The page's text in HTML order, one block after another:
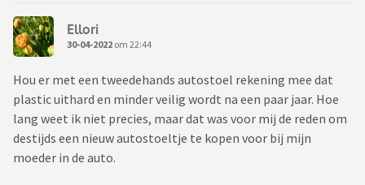
Ellori
30-04-2022 om 22:44
Hou er met een tweedehands autostoel rekening mee dat
plastic uithard en minder veilig wordt na een paar jaar. Hoe
lang weet ik niet precies, maar dat was voor mij de reden om
destijds een nieuw autostoeltje te kopen voor bij mijn
moeder in de auto.